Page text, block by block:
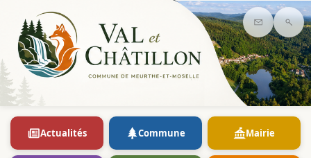
Contact
Actualités Commune Mairie